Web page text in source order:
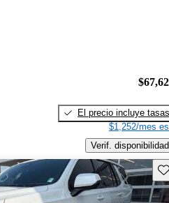
El precio incluye tasas
$1,252/mes
Verif. disponibilidad